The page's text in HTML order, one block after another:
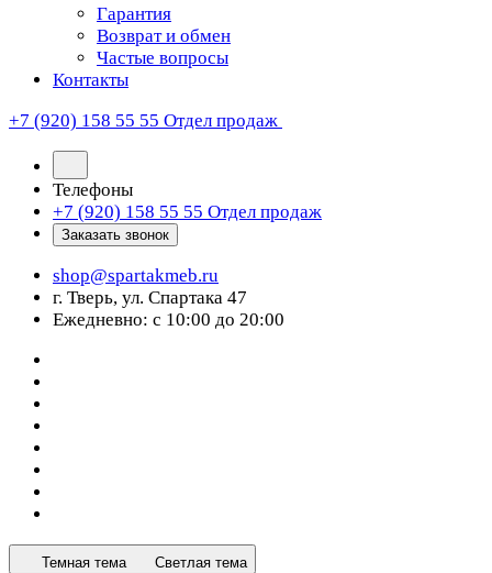
Гарантия
Возврат и обмен
Частые вопросы
Контакты
+7 (920) 158 55 55 Отдел продаж
Телефоны
+7 (920) 158 55 55 Отдел продаж
Заказать звонок
shop@spartakmeb.ru
г. Тверь, ул. Спартака 47
Ежедневно: с 10:00 до 20:00
Темная тема Светлая тема